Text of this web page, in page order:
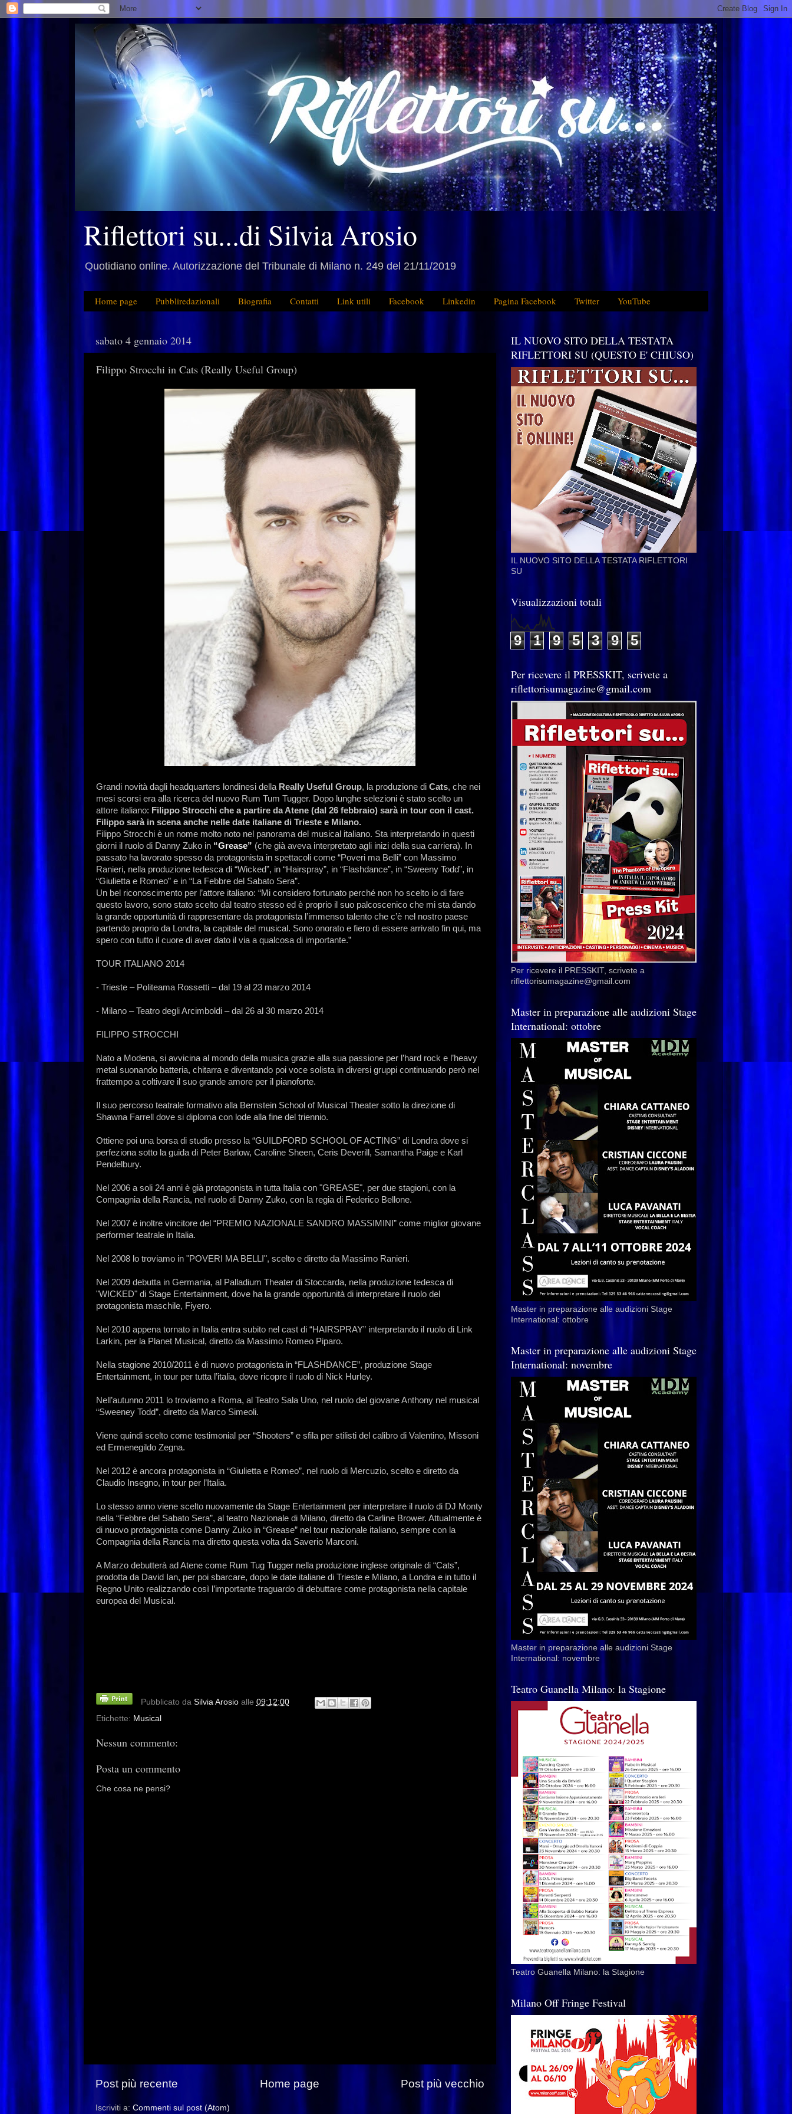
Riflettori su...di Silvia Arosio
Quotidiano online. Autorizzazione del Tribunale di Milano n. 249 del 21/11/2019
Home page Pubbliredazionali Biografia Contatti Link utili Facebook Linkedin Pagina Facebook Twitter YouTube
sabato 4 gennaio 2014
Filippo Strocchi in Cats (Really Useful Group)
Grandi novità dagli headquarters londinesi della Really Useful Group, la produzione di Cats, che nei
mesi scorsi era alla ricerca del nuovo Rum Tum Tugger. Dopo lunghe selezioni è stato scelto un
attore italiano: Filippo Strocchi che a partire da Atene (dal 26 febbraio) sarà in tour con il cast.
Filippo sarà in scena anche nelle date italiane di Trieste e Milano.
Filippo Strocchi è un nome molto noto nel panorama del musical italiano. Sta interpretando in questi
giorni il ruolo di Danny Zuko in “Grease” (che già aveva interpretato agli inizi della sua carriera). In
passato ha lavorato spesso da protagonista in spettacoli come “Poveri ma Belli” con Massimo
Ranieri, nella produzione tedesca di “Wicked”, in “Hairspray”, in “Flashdance”, in “Sweeny Todd”, in
“Giulietta e Romeo” e in “La Febbre del Sabato Sera”.
Un bel riconoscimento per l’attore italiano: “Mi considero fortunato perché non ho scelto io di fare
questo lavoro, sono stato scelto dal teatro stesso ed è proprio il suo palcoscenico che mi sta dando
la grande opportunità di rappresentare da protagonista l’immenso talento che c’è nel nostro paese
partendo proprio da Londra, la capitale del musical. Sono onorato e fiero di essere arrivato fin qui, ma
spero con tutto il cuore di aver dato il via a qualcosa di importante.”
TOUR ITALIANO 2014
- Trieste – Politeama Rossetti – dal 19 al 23 marzo 2014
- Milano – Teatro degli Arcimboldi – dal 26 al 30 marzo 2014
FILIPPO STROCCHI
Nato a Modena, si avvicina al mondo della musica grazie alla sua passione per l’hard rock e l’heavy
metal suonando batteria, chitarra e diventando poi voce solista in diversi gruppi continuando però nel
frattempo a coltivare il suo grande amore per il pianoforte.
Il suo percorso teatrale formativo alla Bernstein School of Musical Theater sotto la direzione di
Shawna Farrell dove si diploma con lode alla fine del triennio.
Ottiene poi una borsa di studio presso la “GUILDFORD SCHOOL OF ACTING” di Londra dove si
perfeziona sotto la guida di Peter Barlow, Caroline Sheen, Ceris Deverill, Samantha Paige e Karl
Pendelbury.
Nel 2006 a soli 24 anni è già protagonista in tutta Italia con "GREASE", per due stagioni, con la
Compagnia della Rancia, nel ruolo di Danny Zuko, con la regia di Federico Bellone.
Nel 2007 è inoltre vincitore del “PREMIO NAZIONALE SANDRO MASSIMINI” come miglior giovane
performer teatrale in Italia.
Nel 2008 lo troviamo in "POVERI MA BELLI", scelto e diretto da Massimo Ranieri.
Nel 2009 debutta in Germania, al Palladium Theater di Stoccarda, nella produzione tedesca di
"WICKED" di Stage Entertainment, dove ha la grande opportunità di interpretare il ruolo del
protagonista maschile, Fiyero.
Nel 2010 appena tornato in Italia entra subito nel cast di “HAIRSPRAY” interpretando il ruolo di Link
Larkin, per la Planet Musical, diretto da Massimo Romeo Piparo.
Nella stagione 2010/2011 è di nuovo protagonista in “FLASHDANCE”, produzione Stage
Entertainment, in tour per tutta l’italia, dove ricopre il ruolo di Nick Hurley.
Nell’autunno 2011 lo troviamo a Roma, al Teatro Sala Uno, nel ruolo del giovane Anthony nel musical
“Sweeney Todd”, diretto da Marco Simeoli.
Viene quindi scelto come testimonial per “Shooters” e sfila per stilisti del calibro di Valentino, Missoni
ed Ermenegildo Zegna.
Nel 2012 è ancora protagonista in “Giulietta e Romeo”, nel ruolo di Mercuzio, scelto e diretto da
Claudio Insegno, in tour per l’Italia.
Lo stesso anno viene scelto nuovamente da Stage Entertainment per interpretare il ruolo di DJ Monty
nella “Febbre del Sabato Sera”, al teatro Nazionale di Milano, diretto da Carline Brower. Attualmente è
di nuovo protagonista come Danny Zuko in “Grease” nel tour nazionale italiano, sempre con la
Compagnia della Rancia ma diretto questa volta da Saverio Marconi.
A Marzo debutterà ad Atene come Rum Tug Tugger nella produzione inglese originale di “Cats”,
prodotta da David Ian, per poi sbarcare, dopo le date italiane di Trieste e Milano, a Londra e in tutto il
Regno Unito realizzando così l’importante traguardo di debuttare come protagonista nella capitale
europea del Musical.
Pubblicato da Silvia Arosio alle 09:12:00
Etichette: Musical
Nessun commento:
Posta un commento
Che cosa ne pensi?
Post più recente Post più vecchio
Home page
Iscriviti a: Commenti sul post (Atom)
IL NUOVO SITO DELLA TESTATA
RIFLETTORI SU (QUESTO E' CHIUSO)
IL NUOVO SITO DELLA TESTATA RIFLETTORI
SU
Visualizzazioni totali
9 1 9 5 3 9 5
Per ricevere il PRESSKIT, scrivete a
riflettorisumagazine@gmail.com
Per ricevere il PRESSKIT, scrivete a
riflettorisumagazine@gmail.com
Master in preparazione alle audizioni Stage
International: ottobre
Master in preparazione alle audizioni Stage
International: ottobre
Master in preparazione alle audizioni Stage
International: novembre
Master in preparazione alle audizioni Stage
International: novembre
Teatro Guanella Milano: la Stagione
Teatro Guanella Milano: la Stagione
Milano Off Fringe Festival